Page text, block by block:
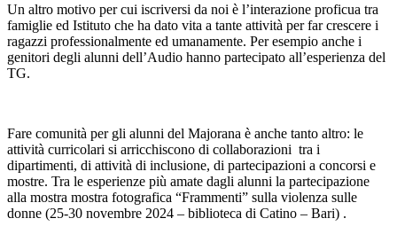
Un altro motivo per cui iscriversi da noi è l’interazione proficua tra
famiglie ed Istituto che ha dato vita a tante attività per far crescere i
ragazzi professionalmente ed umanamente. Per esempio anche i
genitori degli alunni dell’Audio hanno partecipato all’esperienza del
TG.
Fare comunità per gli alunni del Majorana è anche tanto altro: le
attività curricolari si arricchiscono di collaborazioni tra i
dipartimenti, di attività di inclusione, di partecipazioni a concorsi e
mostre. Tra le esperienze più amate dagli alunni la partecipazione
alla mostra mostra fotografica “Frammenti” sulla violenza sulle
donne (25-30 novembre 2024 – biblioteca di Catino – Bari) .